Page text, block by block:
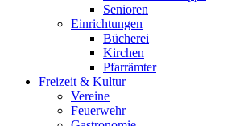
Senioren
Einrichtungen
Bücherei
Kirchen
Pfarrämter
Freizeit & Kultur
Vereine
Feuerwehr